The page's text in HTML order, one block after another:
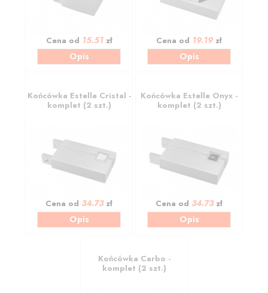
Cena od 15.51zł
Opis
Cena od 19.19 zł
Opis
Końcówka Estelle Cristal -
komplet (2 szt.)
Cena od 34.73zł
Opis
Końcówka Estelle Onyx -
komplet (2 szt.)
Cena od 34.73zł
Opis
Końcówka Carbo -
komplet (2 szt.)